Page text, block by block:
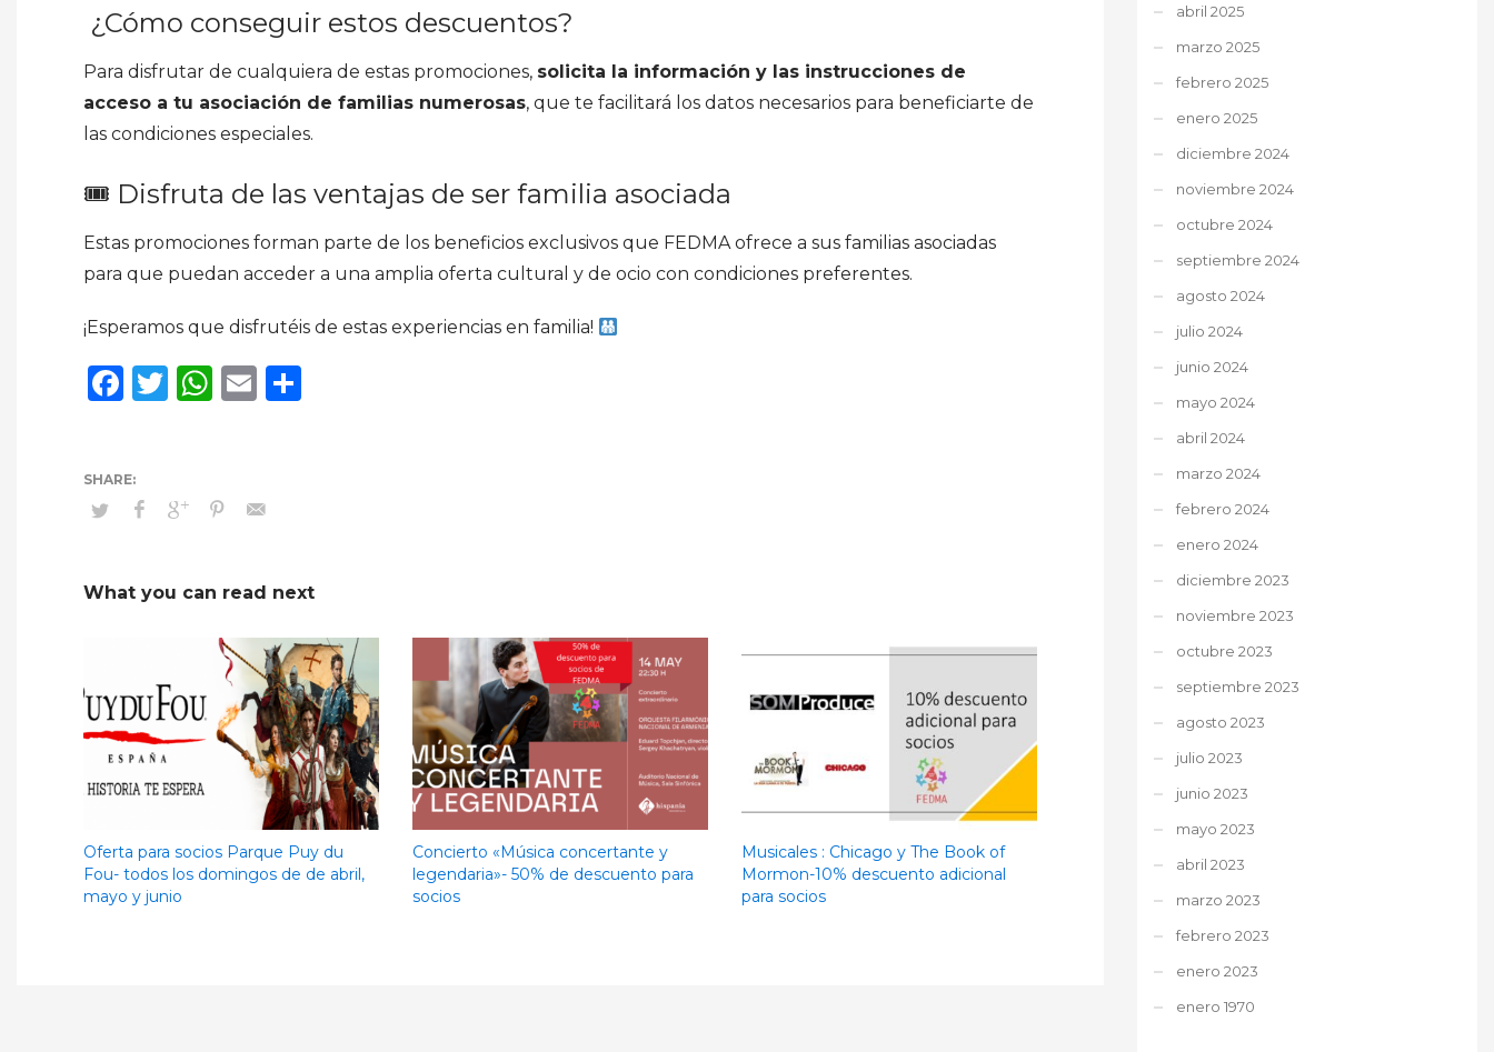
¿Cómo conseguir estos descuentos?
Para disfrutar de cualquiera de estas promociones, solicita la información y las instrucciones de
acceso a tu asociación de familias numerosas, que te facilitará los datos necesarios para beneficiarte de
las condiciones especiales.
🎟 Disfruta de las ventajas de ser familia asociada
Estas promociones forman parte de los beneficios exclusivos que FEDMA ofrece a sus familias asociadas
para que puedan acceder a una amplia oferta cultural y de ocio con condiciones preferentes.
¡Esperamos que disfrutéis de estas experiencias en familia!
Facebook
Twitter
WhatsApp
Email
What you can read next
Oferta para socios Parque Puy du
Fou- todos los domingos de de abril,
mayo y junio
Concierto «Música concertante y
legendaria»- 50% de descuento para
socios
Musicales : Chicago y The Book of
Mormon-10% descuento adicional
para socios
abril 2025
marzo 2025
febrero 2025
enero 2025
diciembre 2024
noviembre 2024
octubre 2024
septiembre 2024
agosto 2024
julio 2024
junio 2024
mayo 2024
abril 2024
marzo 2024
febrero 2024
enero 2024
diciembre 2023
noviembre 2023
octubre 2023
septiembre 2023
agosto 2023
julio 2023
junio 2023
mayo 2023
abril 2023
marzo 2023
febrero 2023
enero 2023
enero 1970